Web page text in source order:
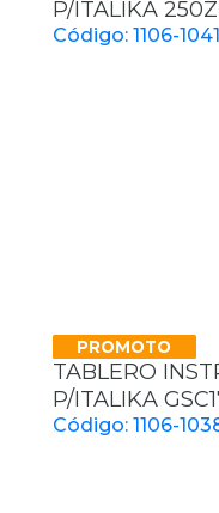
P/ITALIKA 250Z
Código: 1106-1041
PROMOTO
TABLERO
P/ITALIKA
Código: 1106-